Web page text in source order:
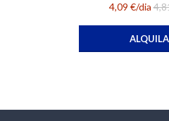
4,09 €/dia